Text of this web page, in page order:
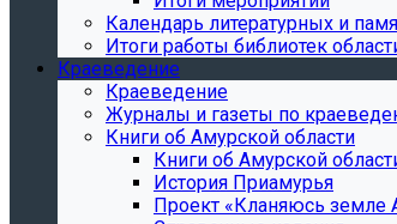
Календарь литературных и
Итоги работы библиотек
Краеведение
Краеведение
Журналы и газеты по
Книги об Амурской области
Книги об Амурской
История Приамурья
Проект «Кланяюсь земле